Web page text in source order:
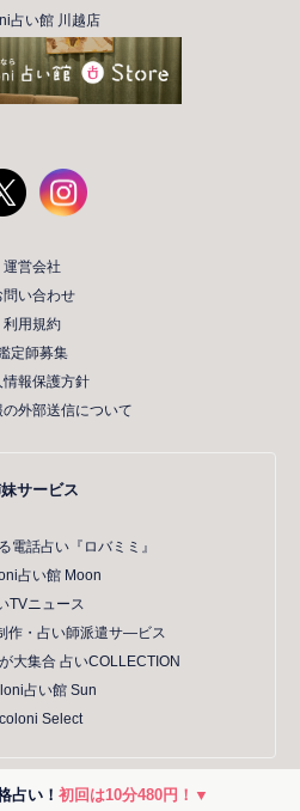
占い！ 初回は10分480円！▼
占い館 川越店
運営会社
問い合わせ
利用規約
定師募集
情報保護方針
外部送信について
サービス
電話占い『ロバミミ』
占い館 Moon
TVニュース
作・占い師派遣サ―ビス
大集合 占いCOLLECTION
占い館 Sun
Select